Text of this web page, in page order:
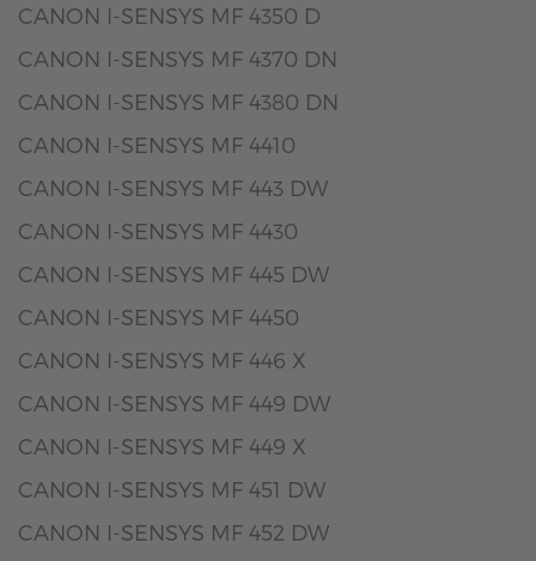
CANON I-SENSYS MF 4350 D
CANON I-SENSYS MF 4370 DN
CANON I-SENSYS MF 4380 DN
CANON I-SENSYS MF 4410
CANON I-SENSYS MF 443 DW
CANON I-SENSYS MF 4430
CANON I-SENSYS MF 445 DW
CANON I-SENSYS MF 4450
CANON I-SENSYS MF 446 X
CANON I-SENSYS MF 449 DW
CANON I-SENSYS MF 449 X
CANON I-SENSYS MF 451 DW
CANON I-SENSYS MF 452 DW